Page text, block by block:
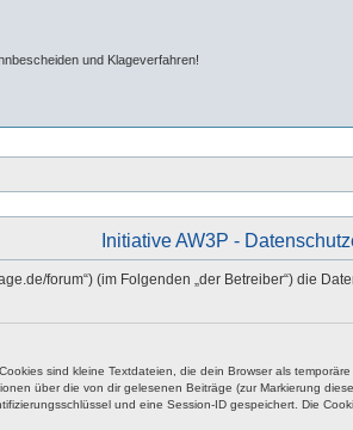
und Klageverfahren!
Initiative AW3P -
forum“) (im Folgenden „der Betreiber“) die
sind kleine Textdateien, die dein Browser als
über die von dir gelesenen Beiträge (zur Markierung
und eine Session-ID gespeichert. Die